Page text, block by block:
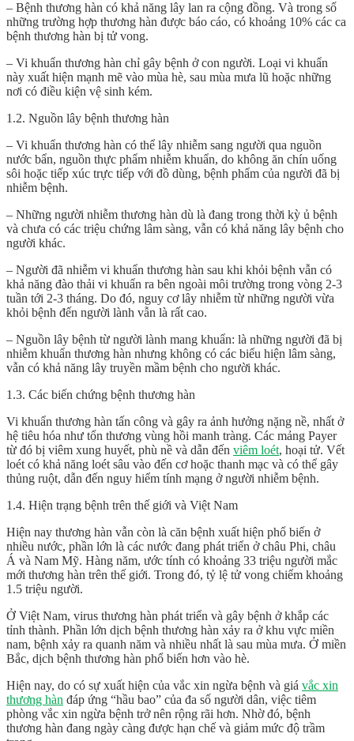
– Bệnh thương hàn có khả năng lây lan ra cộng đồng. Và trong số
những trường hợp thương hàn được báo cáo, có khoảng 10% các ca
bệnh thương hàn bị tử vong.
– Vi khuẩn thương hàn chỉ gây bệnh ở con người. Loại vi khuẩn
này xuất hiện mạnh mẽ vào mùa hè, sau mùa mưa lũ hoặc những
nơi có điều kiện vệ sinh kém.
1.2. Nguồn lây bệnh thương hàn
– Vi khuẩn thương hàn có thể lây nhiễm sang người qua nguồn
nước bẩn, nguồn thực phẩm nhiễm khuẩn, do không ăn chín uống
sôi hoặc tiếp xúc trực tiếp với đồ dùng, bệnh phẩm của người đã bị
nhiễm bệnh.
– Những người nhiễm thương hàn dù là đang trong thời kỳ ủ bệnh
và chưa có các triệu chứng lâm sàng, vẫn có khả năng lây bệnh cho
người khác.
– Người đã nhiễm vi khuẩn thương hàn sau khi khỏi bệnh vẫn có
khả năng đào thải vi khuẩn ra bên ngoài môi trường trong vòng 2-3
tuần tới 2-3 tháng. Do đó, nguy cơ lây nhiễm từ những người vừa
khỏi bệnh đến người lành vẫn là rất cao.
– Nguồn lây bệnh từ người lành mang khuẩn: là những người đã bị
nhiễm khuẩn thương hàn nhưng không có các biểu hiện lâm sàng,
vẫn có khả năng lây truyền mầm bệnh cho người khác.
1.3. Các biến chứng bệnh thương hàn
Vi khuẩn thương hàn tấn công và gây ra ảnh hưởng nặng nề, nhất ở
hệ tiêu hóa như tổn thương vùng hồi manh tràng. Các mảng Payer
từ đó bị viêm xung huyết, phù nề và dẫn đến viêm loét, hoại tử. Vết
loét có khả năng loét sâu vào đến cơ hoặc thanh mạc và có thể gây
thủng ruột, dẫn đến nguy hiểm tính mạng ở người nhiễm bệnh.
1.4. Hiện trạng bệnh trên thế giới và Việt Nam
Hiện nay th­­ương hàn vẫn còn là căn bệnh xuất hiện phổ biến ở
nhiều n­­ước, phần lớn là các nước đang phát triển ở châu Phi, châu
Á và Nam Mỹ. Hàng năm, ước tính có khoảng 33 triệu ngư­ời mắc
mới th­­ương hàn trên thế giới. Trong đó, tỷ lệ tử vong chiếm khoảng
1.5 triệu người.
Ở Việt Nam, virus thương hàn phát triển và gây bệnh ở khắp các
tỉnh thành. Phần lớn dịch bệnh thương hàn xảy ra ở khu vực miền
nam, bệnh xảy ra quanh năm và nhiều nhất là sau mùa mưa. Ở miền
Bắc, dịch bệnh thương hàn phổ biến hơn vào hè.
Hiện nay, do có sự xuất hiện của vắc xin ngừa bệnh và giá vắc xin
thương hàn đáp ứng “hầu bao” của đa số người dân, việc tiêm
phòng vắc xin ngừa bệnh trở nên rộng rãi hơn. Nhờ đó, bệnh
thương hàn đang ngày càng được hạn chế và giảm mức độ trầm